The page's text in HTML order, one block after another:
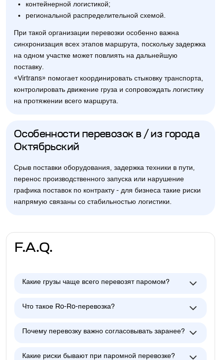
контейнерной логистикой;
региональной распределительной схемой.
При такой организации перевозки особенно важна
синхронизация всех этапов маршрута, поскольку задержка
на одном участке может повлиять на дальнейшую
поставку.
«Virtrans» помогает координировать стыковку транспорта,
контролировать движение груза и сопровождать логистику
на протяжении всего маршрута.
Особенности перевозок в / из города
Октябрьский
Срыв поставки оборудования, задержка техники в пути,
перенос производственного запуска или нарушение
графика поставок по контракту - для бизнеса такие риски
напрямую связаны со стабильностью логистики.
F.A.Q.
Какие грузы чаще всего перевозят паромом?
Что такое Ro-Ro-перевозка?
Почему перевозку важно согласовывать заранее?
Какие риски бывают при паромной перевозке?